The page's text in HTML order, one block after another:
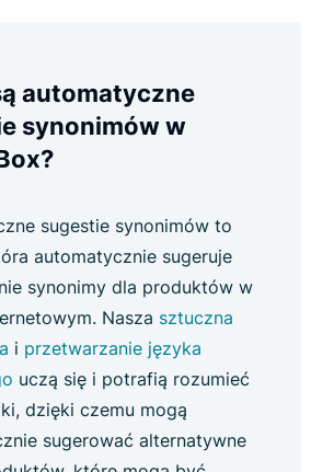
automatyczne
synonimów w
sugestie synonimów to
automatycznie sugeruje
synonimy dla produktów w
Nasza sztuczna
i przetwarzanie języka
uczą się i potrafią rozumieć
dzięki czemu mogą
sugerować alternatywne